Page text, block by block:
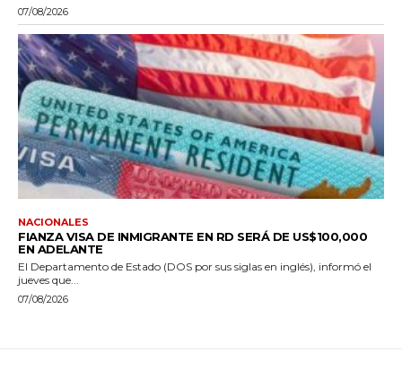
07/08/2026
NACIONALES
FIANZA VISA DE INMIGRANTE EN RD SERÁ DE US$100,000
EN ADELANTE
El Departamento de Estado (DOS por sus siglas en inglés), informó el
jueves que...
07/08/2026